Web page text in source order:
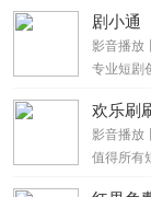
剧小通
影音播放
专业短剧
欢乐刷
影音播放
值得所有